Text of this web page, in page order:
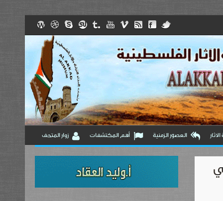
العصور الزمنية أهم المكتشفات زوار المتحف